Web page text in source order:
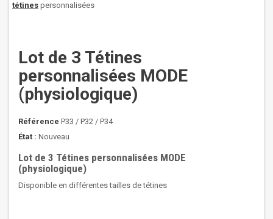
tétines personnalisées
Lot de 3 Tétines
personnalisées MODE
(physiologique)
Référence P33 / P32 / P34
État : Nouveau
Lot de 3 Tétines personnalisées MODE
(physiologique)
Disponible en différentes tailles de tétines